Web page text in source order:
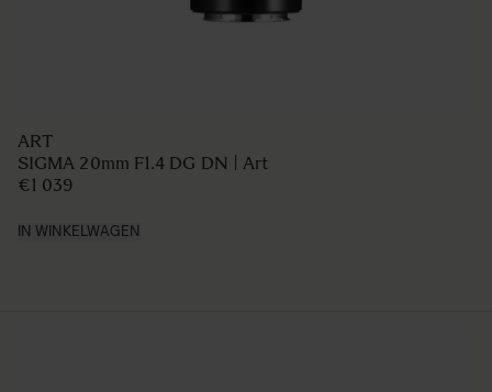
ART
SIGMA 20mm F1.4 DG DN | Art
€1 039
IN WINKELWAGEN